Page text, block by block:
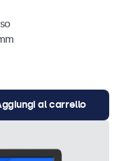
al carrello